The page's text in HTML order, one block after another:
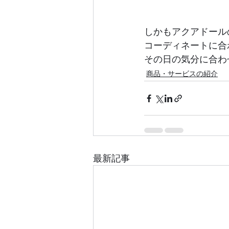
しかもアクアドー
コーディネートに
その日の気分に合
商品・サービスの紹介
最新記事